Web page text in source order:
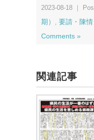
2023-08-18 ｜
期） , 要請・陳情
Comments »
関連記事